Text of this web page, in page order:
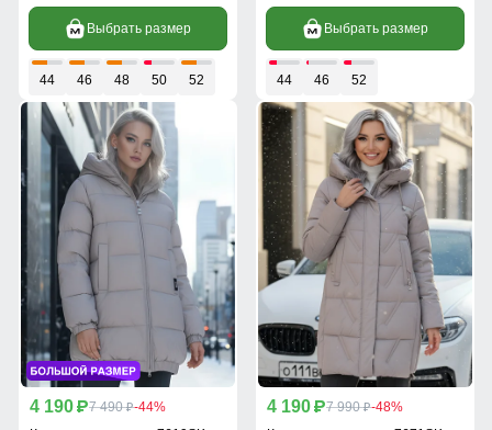
Выбрать размер
44 46 48 50 52
Выбрать размер
44 46 52
4 190 p7 490 p-44%
4 190 p7 990 p-48%